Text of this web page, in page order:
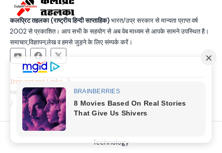
कलप्रिट तहलका (राष्ट्रीय हिन्दी साप्ताहिक)भारत/उप्र सरकार से मान्यता प्राप्त वर्ष
2002 से प्रकाशित। आप सभी के सहयोग से अब वेब माध्यम से आपके सामने उपस्थित है।
समाचार,विज्ञापन,लेख व हमसे जुड़ने के लिए संम्पर्क करें।
Important Links
Home Latest News Contact
Privacy Policy
Terms and Condition Join Us
© Copyright 2025, All Rights Reserved |
Technology